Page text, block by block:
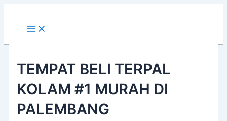
konten
TEMPAT BELI TERPAL
KOLAM #1 MURAH DI
PALEMBANG